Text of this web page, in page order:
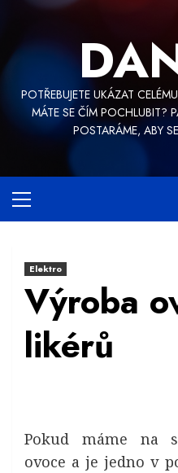
content
POTŘEBUJETE UKÁZAT
MÁTE SE ČÍM POCHLUBIT?
POSTARÁME, ABY
Menu
Elektro
Výroba
likérů
Pokud máme na
ovoce a je jedno v